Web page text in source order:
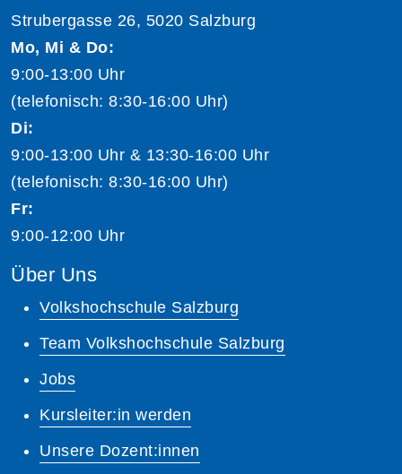
Strubergasse 26, 5020 Salzburg
Mo, Mi & Do:
9:00-13:00 Uhr
(telefonisch: 8:30-16:00 Uhr)
Di:
9:00-13:00 Uhr & 13:30-16:00 Uhr
(telefonisch: 8:30-16:00 Uhr)
Fr:
9:00-12:00 Uhr
Über Uns
Volkshochschule Salzburg
Team Volkshochschule Salzburg
Jobs
Kursleiter:in werden
Unsere Dozent:innen